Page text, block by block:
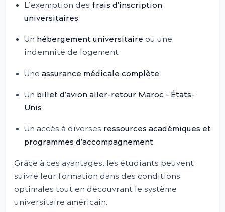
L’exemption des frais d’inscription
universitaires
Un hébergement universitaire ou une
indemnité de logement
Une assurance médicale complète
Un billet d’avion aller-retour Maroc – États-
Unis
Un accès à diverses ressources académiques et
programmes d’accompagnement
Grâce à ces avantages, les étudiants peuvent
suivre leur formation dans des conditions
optimales tout en découvrant le système
universitaire américain.